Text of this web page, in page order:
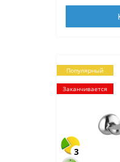
Популярный
Заканчивается
3